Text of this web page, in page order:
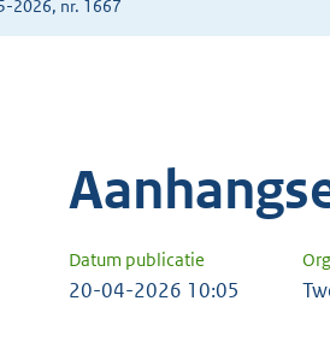
2026, nr. 1667
Datum publicatie
20-04-2026 10:05